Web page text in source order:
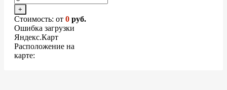
+
Стоимость: от 0 руб.
Ошибка загрузки
Яндекс.Карт
Расположение на
карте: